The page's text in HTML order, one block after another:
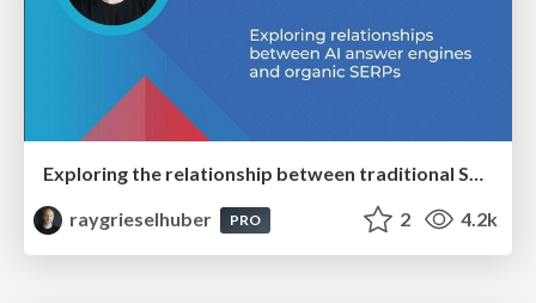
Exploring the relationship between traditional SERPs and Gen AI search
raygrieselhuber
PRO 2 4.2k